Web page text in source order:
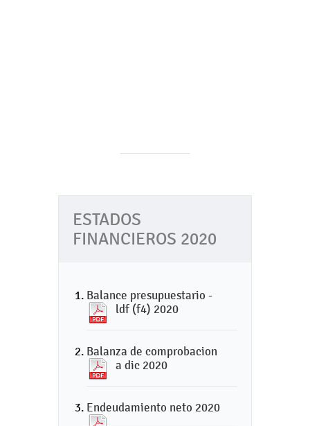
ESTADOS
FINANCIEROS 2020
Balance presupuestario -
ldf (f4) 2020
Balanza de comprobacion
a dic 2020
Endeudamiento neto 2020